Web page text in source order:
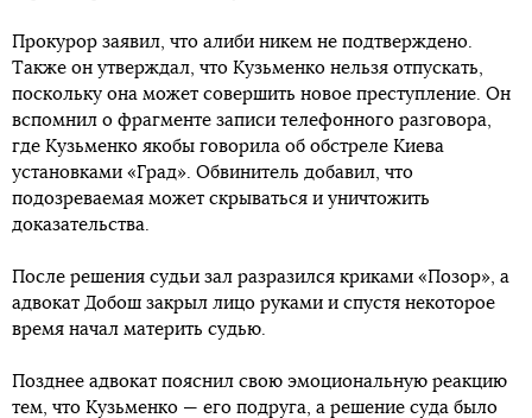
Прокурор заявил, что алиби никем не подтверждено.
Также он утверждал, что Кузьменко нельзя отпускать,
поскольку она может совершить новое преступление. Он
вспомнил о фрагменте записи телефонного разговора,
где Кузьменко якобы говорила об обстреле Киева
установками «Град». Обвинитель добавил, что
подозреваемая может скрываться и уничтожить
доказательства.
После решения судьи зал разразился криками «Позор», а
адвокат Добош закрыл лицо руками и спустя некоторое
время начал материть судью.
Позднее адвокат пояснил свою эмоциональную реакцию
тем, что Кузьменко — его подруга, а решение суда было